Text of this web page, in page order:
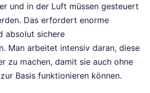
und in der Luft müssen gesteuert
Das erfordert enorme
absolut sichere
Man arbeitet intensiv daran, diese
zu machen, damit sie auch ohne
Basis funktionieren können.